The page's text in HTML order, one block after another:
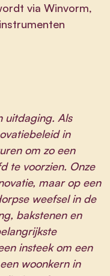
via Winvorm,
uitdaging. Als
in
om zo een
te voorzien. Onze
maar op een
weefsel in de
bakstenen en
insteek om een
woonkern in